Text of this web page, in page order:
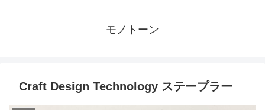
モノトーン
Craft Design Technology ステープラー